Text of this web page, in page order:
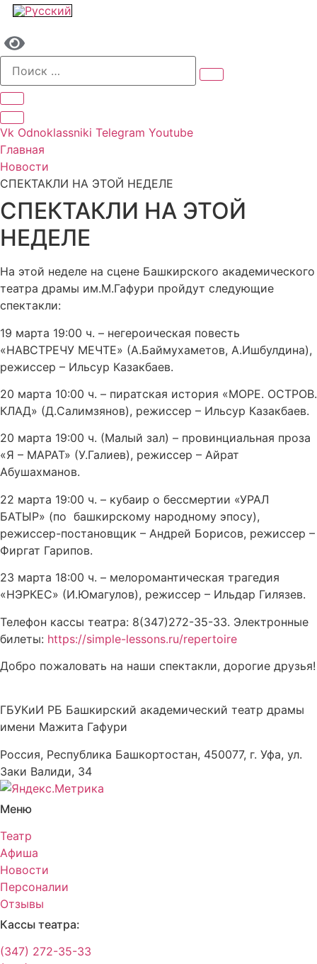
Vk Odnoklassniki Telegram Youtube
Главная
Новости
СПЕКТАКЛИ НА ЭТОЙ НЕДЕЛЕ
СПЕКТАКЛИ НА ЭТОЙ
НЕДЕЛЕ
На этой неделе на сцене Башкирского академического
театра драмы им.М.Гафури пройдут следующие
спектакли:
19 марта 19:00 ч. – негероическая повесть
«НАВСТРЕЧУ МЕЧТЕ» (А.Баймухаметов, А.Ишбулдина),
режиссер – Ильсур Казакбаев.
20 марта 10:00 ч. – пиратская история «МОРЕ. ОСТРОВ.
КЛАД» (Д.Салимзянов), режиссер – Ильсур Казакбаев.
20 марта 19:00 ч. (Малый зал) – провинциальная проза
«Я – МАРАТ» (У.Галиев), режиссер – Айрат
Абушахманов.
22 марта 19:00 ч. – кубаир о бессмертии «УРАЛ
БАТЫР» (по башкирскому народному эпосу),
режиссер-постановщик – Андрей Борисов, режиссер –
Фиргат Гарипов.
23 марта 18:00 ч. – мелоромантическая трагедия
«НЭРКЕС» (И.Юмагулов), режиссер – Ильдар Гилязев.
Телефон кассы театра: 8(347)272-35-33. Электронные
билеты: https://simple-lessons.ru/repertoire
Добро пожаловать на наши спектакли, дорогие друзья!
ГБУКиИ РБ Башкирский академический театр драмы
имени Мажита Гафури
Россия, Республика Башкортостан, 450077, г. Уфа, ул.
Заки Валиди, 34
Меню
Театр
Афиша
Новости
Персоналии
Отзывы
Кассы театра:
(347) 272-35-33